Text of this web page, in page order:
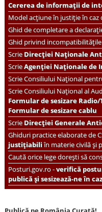
Cererea de informații de
Model acțiune în justiție în caz
Ghid de completare a
Ghid privind
ScrieDirecției Naționale
ScrieAgenției Naționale de
ScrieConsiliului Național
Scrie Consiliului Național al
Formular de sesizare Radio/
Formular de sesizare cablu
ScrieDirecției Generale
Ghiduri practice elaborate de
justițiabiliîn materie civilă și
Caută orice lege dorești să
Posturi.gov.ro -verifică
publică și sesizează-ne în